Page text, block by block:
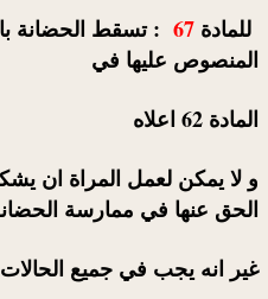
للمادة 67 : تسقط الحضانة
المنصوص عليها في
المادة 62 اعلاه
و لا يمكن لعمل المراة ان
الحق عنها في ممارسة
غير انه يجب في جميع